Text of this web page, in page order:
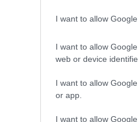
I want to allow
I want to allow
web or device
I want to allow
or app.
I want to allow